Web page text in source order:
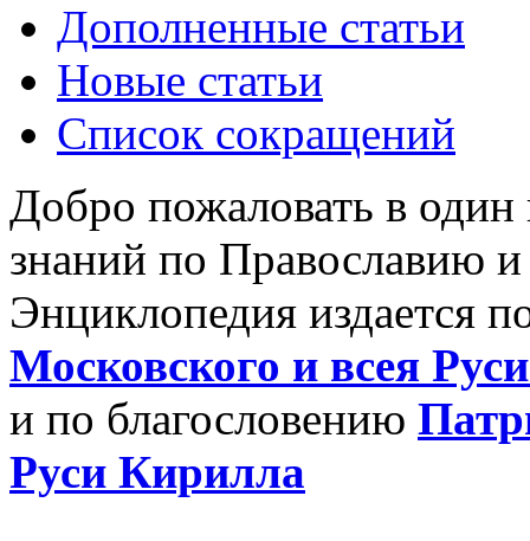
Дополненные статьи
Новые статьи
Список сокращений
Добро пожаловать в
знаний по Православию
Энциклопедия издается
Московского и всея
и по благословению
Руси Кирилла